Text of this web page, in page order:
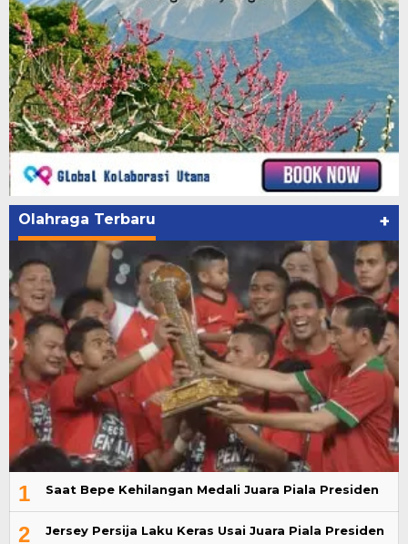
Olahraga Terbaru +
1 Saat Bepe Kehilangan Medali Juara Piala Presiden
2 Jersey Persija Laku Keras Usai Juara Piala Presiden